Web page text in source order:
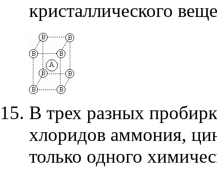
кристаллического
В трех разных
хлоридов аммония,
только одного